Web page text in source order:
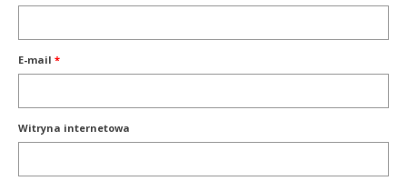
E-mail *
Witryna internetowa